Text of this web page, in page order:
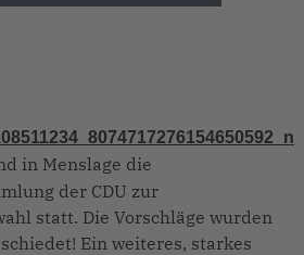
in Menslage die
der CDU zur
statt. Die Vorschläge wurden
Ein weiteres, starkes